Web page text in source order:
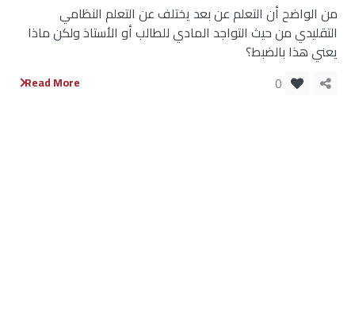
من الواضح أن التعلم عن بعد يختلف عن التعلم النظامي
التقليدي من حيث التواجد المادي للطالب أو الأستاذ ولكن ماذا
يعني هذا بالضبط؟
Read More 0